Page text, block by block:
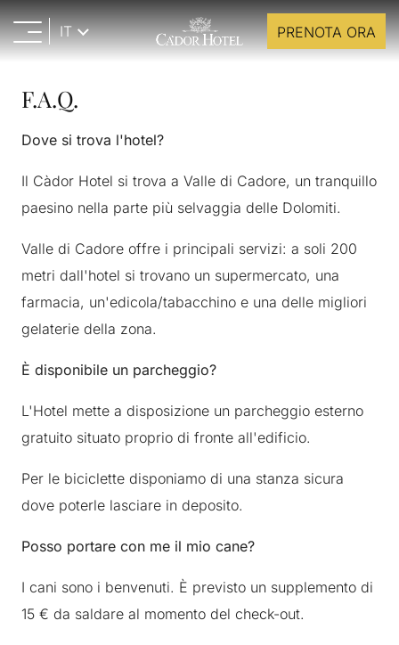
IT PRENOTA ORA
F.A.Q.
Dove si trova l'hotel?
Il Càdor Hotel si trova a Valle di Cadore, un tranquillo
paesino nella parte più selvaggia delle Dolomiti.
Valle di Cadore offre i principali servizi: a soli 200
metri dall'hotel si trovano un supermercato, una
farmacia, un'edicola/tabacchino e una delle migliori
gelaterie della zona.
È disponibile un parcheggio?
L'Hotel mette a disposizione un parcheggio esterno
gratuito situato proprio di fronte all'edificio.
Per le biciclette disponiamo di una stanza sicura
dove poterle lasciare in deposito.
Posso portare con me il mio cane?
I cani sono i benvenuti. È previsto un supplemento di
15 € da saldare al momento del check-out.